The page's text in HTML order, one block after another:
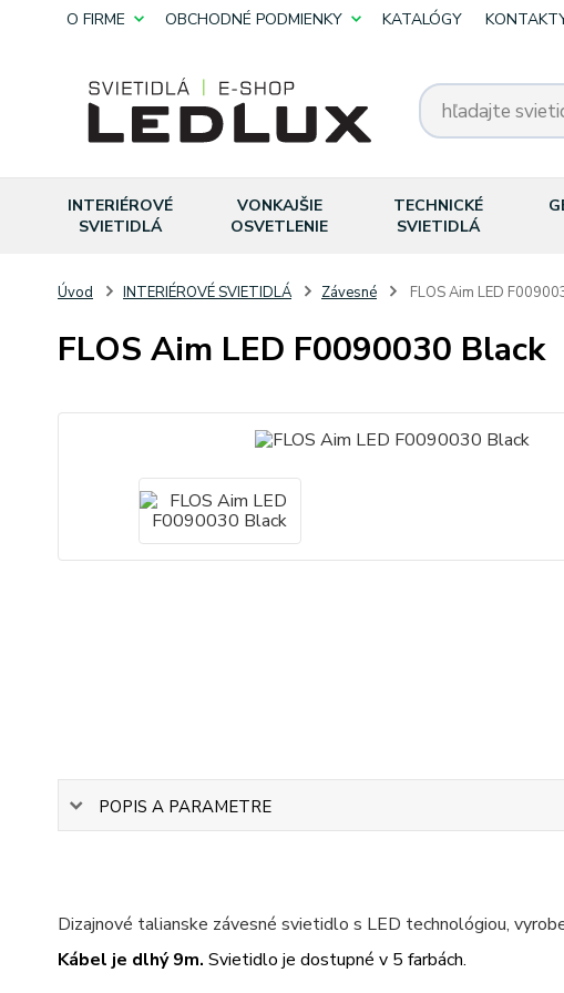
O FIRME OBCHODNÉ PODMIENKY KATALÓGY
INTERIÉROVÉ
SVIETIDLÁ
VONKAJŠIE
OSVETLENIE
TECHNICKÉ
SVIETIDLÁ
Úvod INTERIÉROVÉ SVIETIDLÁ Závesné FLOS Aim LED
FLOS Aim LED F0090030 Black
POPIS A PARAMETRE
Dizajnové talianske závesné svietidlo s LED technológiou,
Kábel je dlhý 9m. Svietidlo je dostupné v 5 farbách.